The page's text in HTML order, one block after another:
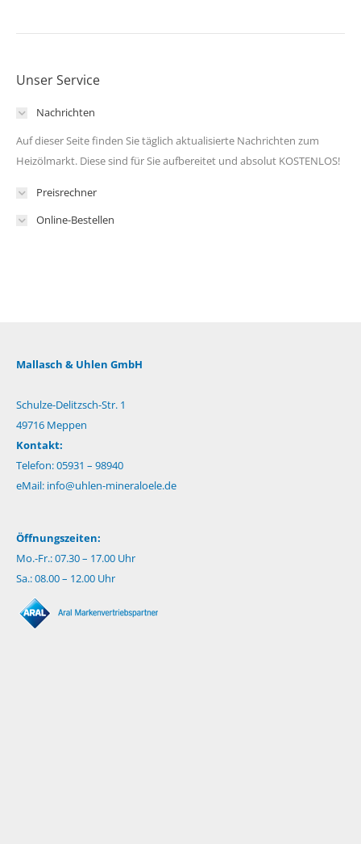
Unser Service
Nachrichten
Auf dieser Seite finden Sie täglich aktualisierte Nachrichten zum
Heizölmarkt. Diese sind für Sie aufbereitet und absolut KOSTENLOS!
Preisrechner
Online-Bestellen
Mallasch & Uhlen GmbH
Schulze-Delitzsch-Str. 1
49716 Meppen
Kontakt:
Telefon: 05931 – 98940
eMail: info@uhlen-mineraloele.de
Öffnungszeiten:
Mo.-Fr.: 07.30 – 17.00 Uhr
Sa.: 08.00 – 12.00 Uhr